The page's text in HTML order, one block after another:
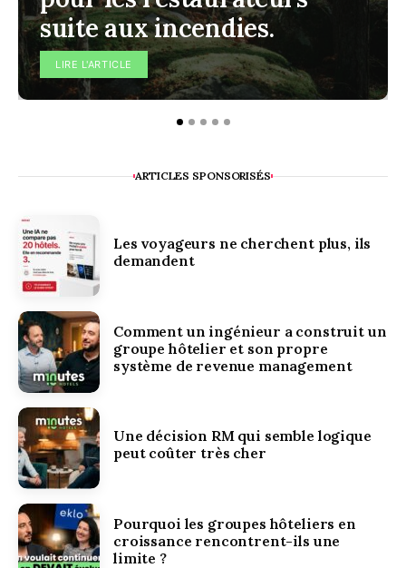
suite aux incendies.
LIRE L'ARTICLE
ARTICLES SPONSORISÉS
Les voyageurs ne cherchent plus, ils
demandent
Comment un ingénieur a construit un
groupe hôtelier et son propre
système de revenue management
Une décision RM qui semble logique
peut coûter très cher
Pourquoi les groupes hôteliers en
croissance rencontrent-ils une
limite ?